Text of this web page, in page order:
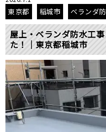
東京都 稲城市 ベランダ
屋上・ベランダ防水工
た！｜東京都稲城市